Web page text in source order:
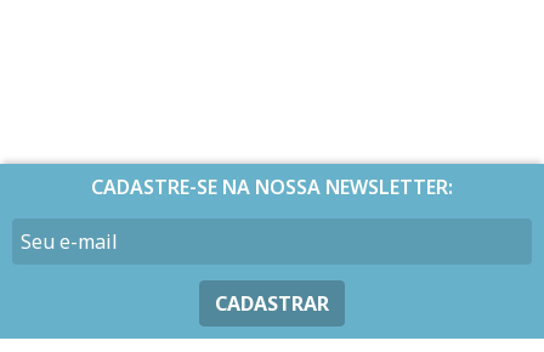
CADASTRE-SE NA NOSSA NEWSLETTER:
CADASTRAR